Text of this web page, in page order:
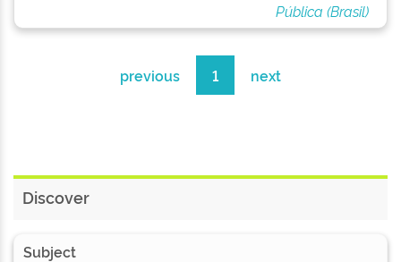
Pública (Brasil)
previous 1 next
Discover
Subject